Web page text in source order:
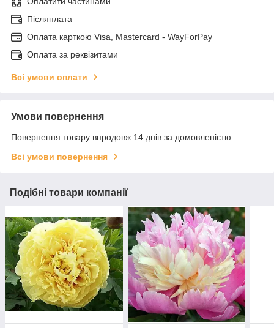
Післяплата
Оплата карткою Visa, Mastercard - WayForPay
Оплата за реквізитами
Всі умови оплати
Умови повернення
Повернення товару впродовж 14 днів за домовленістю
Всі умови повернення
Подібні товари компанії